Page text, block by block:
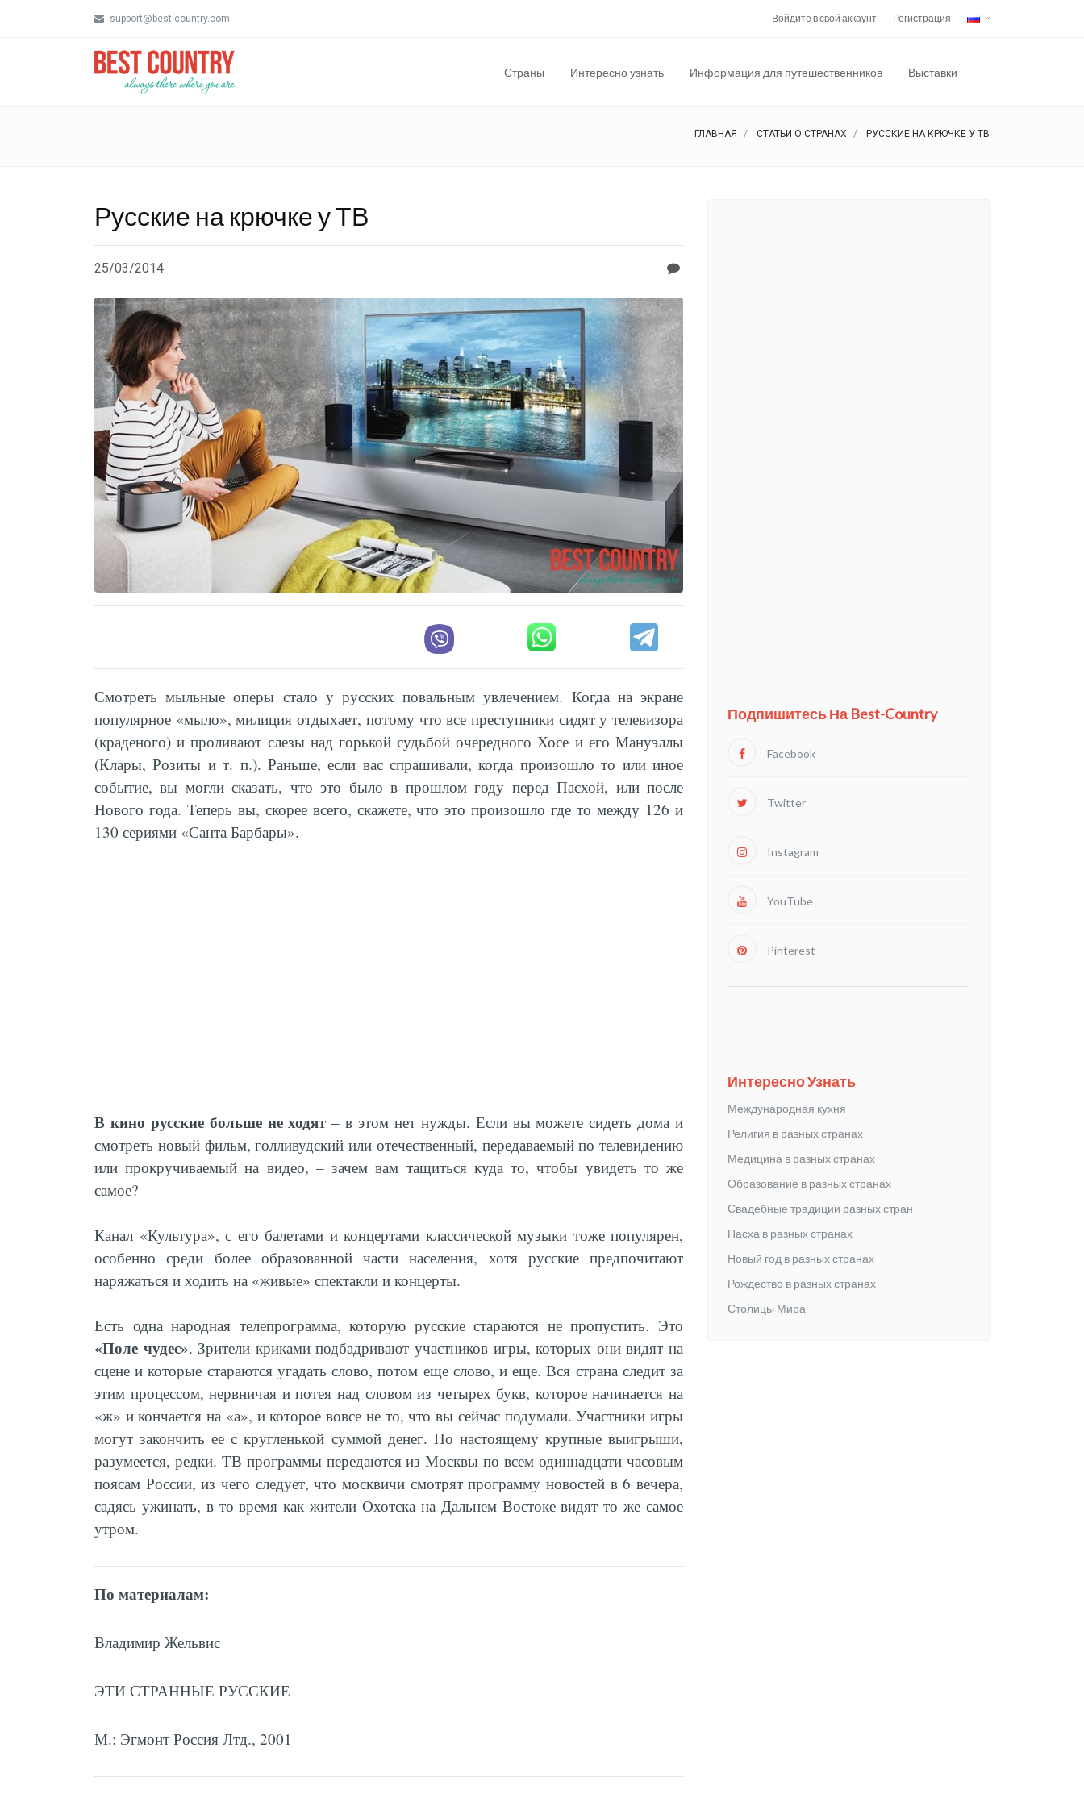
support@best-country.com Войдите в свой аккаунт Регистрация
Страны Интересно узнать Информация для путешественников Выставки
ГЛАВНАЯ СТАТЬИ О СТРАНАХ РУССКИЕ НА КРЮЧКЕ У ТВ
Русские на крючке у ТВ
25/03/2014
Смотреть мыльные оперы стало у русских повальным увлечением. Когда на экране
популярное «мыло», милиция отдыхает, потому что все преступники сидят у телевизора
(краденого) и проливают слезы над горькой судьбой очередного Хосе и его Мануэллы
(Клары, Розиты и т. п.). Раньше, если вас спрашивали, когда произошло то или иное
событие, вы могли сказать, что это было в прошлом году перед Пасхой, или после
Нового года. Теперь вы, скорее всего, скажете, что это произошло где то между 126 и
130 сериями «Санта Барбары».
В кино русские больше не ходят – в этом нет нужды. Если вы можете сидеть дома и
смотреть новый фильм, голливудский или отечественный, передаваемый по телевидению
или прокручиваемый на видео, – зачем вам тащиться куда то, чтобы увидеть то же
самое?
Канал «Культура», с его балетами и концертами классической музыки тоже популярен,
особенно среди более образованной части населения, хотя русские предпочитают
наряжаться и ходить на «живые» спектакли и концерты.
Есть одна народная телепрограмма, которую русские стараются не пропустить. Это
«Поле чудес». Зрители криками подбадривают участников игры, которых они видят на
сцене и которые стараются угадать слово, потом еще слово, и еще. Вся страна следит за
этим процессом, нервничая и потея над словом из четырех букв, которое начинается на
«ж» и кончается на «а», и которое вовсе не то, что вы сейчас подумали. Участники игры
могут закончить ее с кругленькой суммой денег. По настоящему крупные выигрыши,
разумеется, редки. ТВ программы передаются из Москвы по всем одиннадцати часовым
поясам России, из чего следует, что москвичи смотрят программу новостей в 6 вечера,
садясь ужинать, в то время как жители Охотска на Дальнем Востоке видят то же самое
утром.
По материалам:
Владимир Жельвис
ЭТИ СТРАННЫЕ РУССКИЕ
М.: Эгмонт Россия Лтд., 2001
Подпишитесь На Best-Country
Facebook
Twitter
Instagram
YouTube
Pinterest
Интересно Узнать
Международная кухня
Религия в разных странах
Медицина в разных странах
Образование в разных странах
Свадебные традиции разных стран
Пасха в разных странах
Новый год в разных странах
Рождество в разных странах
Столицы Мира